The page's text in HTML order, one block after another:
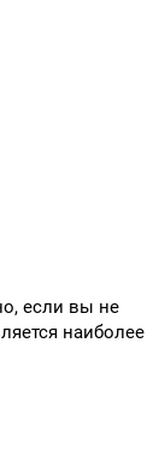
если вы не
наиболее